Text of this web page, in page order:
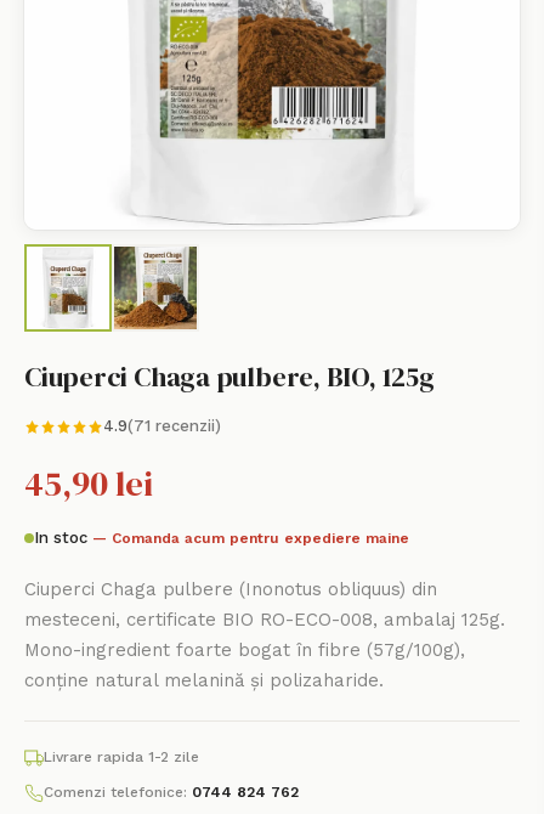
Ciuperci Chaga pulbere, BIO, 125g
4.9(71 recenzii)
45,90 lei
In stoc — Comanda acum pentru expediere maine
Ciuperci Chaga pulbere (Inonotus obliquus) din
mesteceni, certificate BIO RO-ECO-008, ambalaj 125g.
Mono-ingredient foarte bogat în fibre (57g/100g),
conține natural melanină și polizaharide.
Livrare rapida 1-2 zile
Comenzi telefonice: 0744 824 762